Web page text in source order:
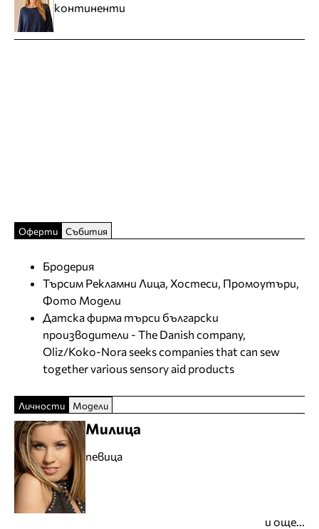
континенти
Оферти Събития
Бродерия
Търсим Рекламни Лица, Хостеси, Промоутъри,
Фото Модели
Датска фирма търси български
производители - The Danish company,
Oliz/Koko-Nora seeks companies that can sew
together various sensory aid products
Личности Модели
Милица
певица
и още...